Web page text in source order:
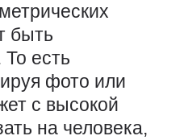
быть
есть
фото или
с высокой
на человека,